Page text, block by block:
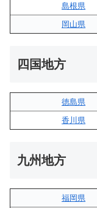
島根県
岡山県
四国地方
徳島県
香川県
九州地方
福岡県